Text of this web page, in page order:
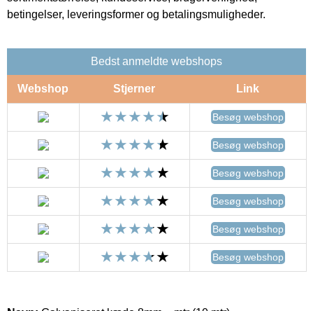
betingelser, leveringsformer og betalingsmuligheder.
Bedst anmeldte webshops
Webshop Stjerner Link
Besøg webshop
Besøg webshop
Besøg webshop
Besøg webshop
Besøg webshop
Besøg webshop